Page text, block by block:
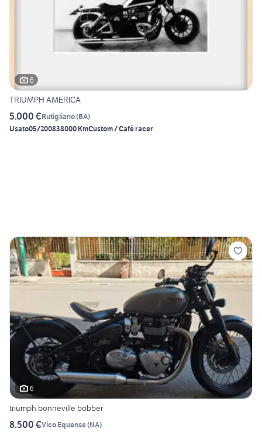
6
TRIUMPH AMERICA
5.000 €Rutigliano(BA)
Usato05/200838000 KmCustom / Café racer
6
triumph bonneville bobber
8.500 €Vico Equense(NA)